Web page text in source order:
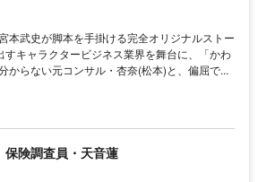
本武史が脚本を手掛ける完全オリジナルストー
すキャラクタービジネス業界を舞台に、「かわ
からない元コンサル・杏奈(松本)と、偏屈で...
険調査員・天音蓮